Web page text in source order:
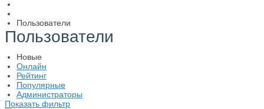
Пользователи
Пользователи
Новые
Онлайн
Рейтинг
Популярные
Администраторы
Показать фильтр